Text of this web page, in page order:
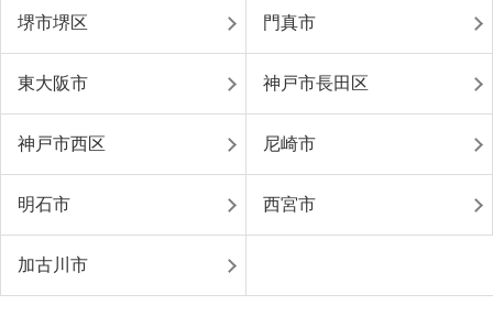
堺市堺区 門真市
東大阪市 神戸市長田区
神戸市西区 尼崎市
明石市 西宮市
加古川市